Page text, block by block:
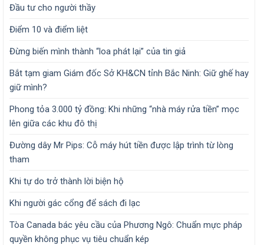
Đầu tư cho người thầy
Điểm 10 và điểm liệt
Đừng biến mình thành “loa phát lại” của tin giả
Bắt tạm giam Giám đốc Sở KH&CN tỉnh Bắc Ninh: Giữ ghế hay
giữ mình?
Phong tỏa 3.000 tỷ đồng: Khi những “nhà máy rửa tiền” mọc
lên giữa các khu đô thị
Đường dây Mr Pips: Cỗ máy hút tiền được lập trình từ lòng
tham
Khi tự do trở thành lời biện hộ
Khi người gác cổng để sách đi lạc
Tòa Canada bác yêu cầu của Phương Ngô: Chuẩn mực pháp
quyền không phục vụ tiêu chuẩn kép